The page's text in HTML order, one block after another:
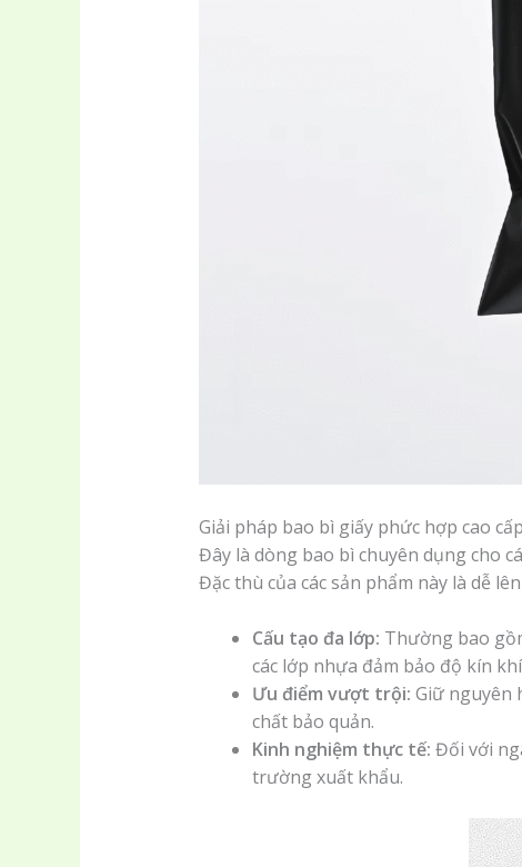
Giải pháp bao bì giấy phức hợp cao cấp
Đây là dòng bao bì chuyên dụng cho
Đặc thù của các sản phẩm này là dễ
Cấu tạo đa lớp: Thường bao
các lớp nhựa đảm bảo độ kín
Ưu điểm vượt trội: Giữ nguyên
chất bảo quản.
Kinh nghiệm thực tế: Đối với
trường xuất khẩu.